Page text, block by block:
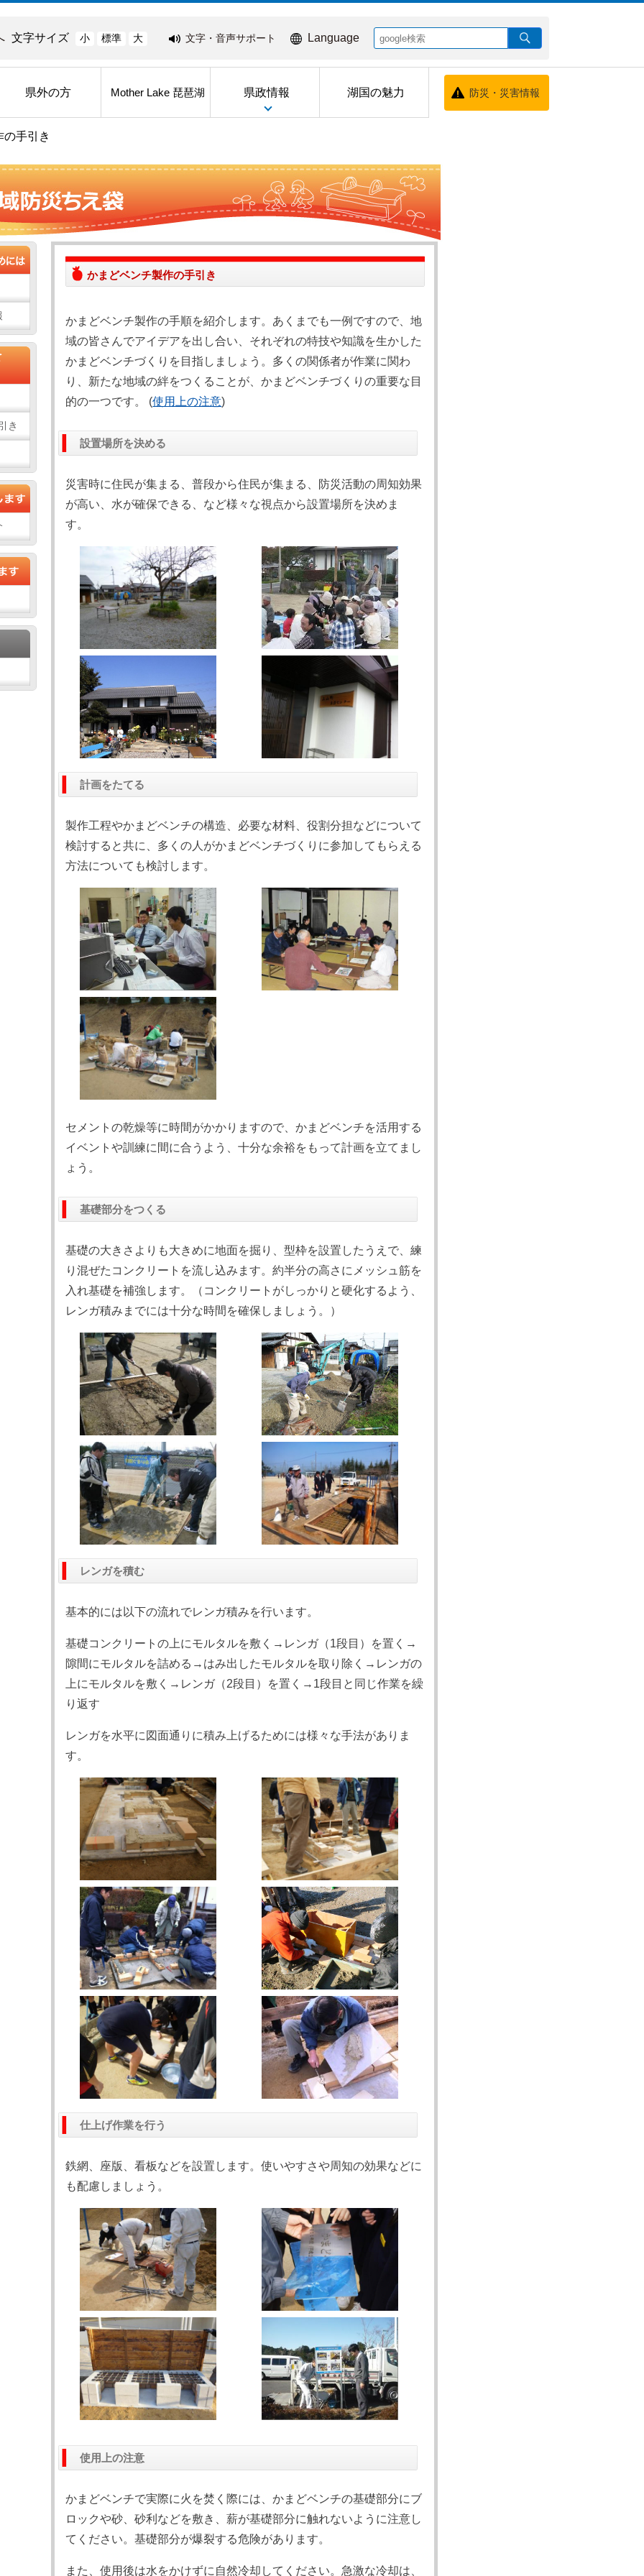
文字サイズ 小 標準 大 文字・音声サポート Language
県外の方 Mother Lake 琵琶湖 県政情報 湖国の魅力 防災・災害情報
の手引き
き
かまどベンチ製作の手引き
かまどベンチ製作の手順を紹介します。あくまでも一例ですので、地
域の皆さんでアイデアを出し合い、それぞれの特技や知識を生かした
かまどベンチづくりを目指しましょう。多くの関係者が作業に関わ
り、新たな地域の絆をつくることが、かまどベンチづくりの重要な目
的の一つです。 (使用上の注意)
設置場所を決める
災害時に住民が集まる、普段から住民が集まる、防災活動の周知効果
が高い、水が確保できる、など様々な視点から設置場所を決めま
す。
計画をたてる
製作工程やかまどベンチの構造、必要な材料、役割分担などについて
検討すると共に、多くの人がかまどベンチづくりに参加してもらえる
方法についても検討します。
セメントの乾燥等に時間がかかりますので、かまどベンチを活用する
イベントや訓練に間に合うよう、十分な余裕をもって計画を立てまし
ょう。
基礎部分をつくる
基礎の大きさよりも大きめに地面を掘り、型枠を設置したうえで、練
り混ぜたコンクリートを流し込みます。約半分の高さにメッシュ筋を
入れ基礎を補強します。（コンクリートがしっかりと硬化するよう、
レンガ積みまでには十分な時間を確保しましょう。）
レンガを積む
基本的には以下の流れでレンガ積みを行います。
基礎コンクリートの上にモルタルを敷く→レンガ（1段目）を置く→
隙間にモルタルを詰める→はみ出したモルタルを取り除く→レンガの
上にモルタルを敷く→レンガ（2段目）を置く→1段目と同じ作業を繰
り返す
レンガを水平に図面通りに積み上げるためには様々な手法がありま
す。
仕上げ作業を行う
鉄網、座版、看板などを設置します。使いやすさや周知の効果などに
も配慮しましょう。
使用上の注意
かまどベンチで実際に火を焚く際には、かまどベンチの基礎部分にブ
ロックや砂、砂利などを敷き、薪が基礎部分に触れないように注意し
てください。基礎部分が爆裂する危険があります。
また、使用後は水をかけずに自然冷却してください。急激な冷却は、